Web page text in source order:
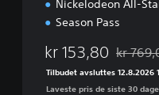
Nickelodeon All-
Season Pass
kr 153,80 kr
Tilbudet avsluttes 12.8.2026
Laveste pris de siste 30